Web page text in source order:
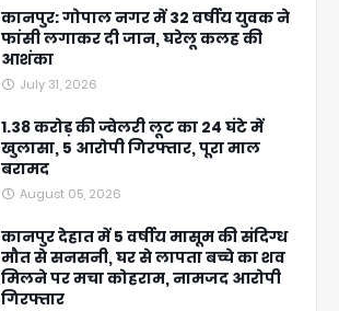
कानपुर: गोपाल नगर में 32 वर्षीय युवक ने
फांसी लगाकर दी जान, घरेलू कलह की
आशंका
July 31, 2026
1.38 करोड़ की ज्वेलरी लूट का 24 घंटे में
खुलासा, 5 आरोपी गिरफ्तार, पूरा माल
बरामद
August 05, 2026
कानपुर देहात में 5 वर्षीय मासूम की संदिग्ध
मौत से सनसनी, घर से लापता बच्चे का शव
मिलने पर मचा कोहराम, नामजद आरोपी
गिरफ्तार